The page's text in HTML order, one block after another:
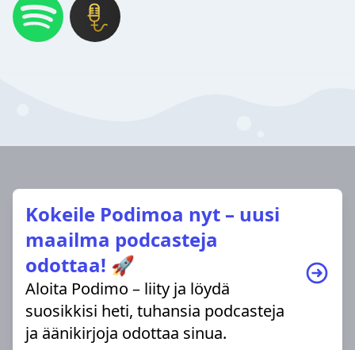
Kokeile Podimoa nyt – uusi
maailma podcasteja
odottaa! 🚀
Aloita Podimo – liity ja löydä
suosikkisi heti, tuhansia podcasteja
ja äänikirjoja odottaa sinua.